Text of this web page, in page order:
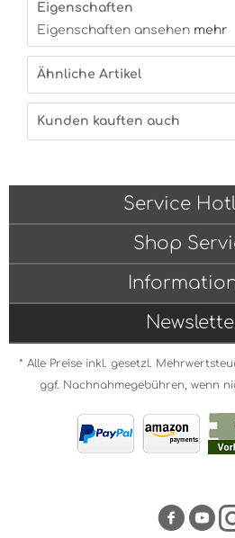
Eigenschaften
Eigenschaften ansehen mehr
Ähnliche Artikel
Kunden kauften auch
Service
Shop
* Alle Preise inkl. gesetzl.
ggf. Nachnahmegebühren, wenn